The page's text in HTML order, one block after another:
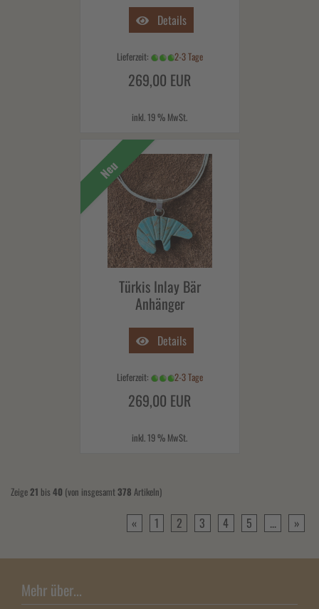
Details
Lieferzeit: 2-3 Tage
269,00 EUR
inkl. 19 % MwSt.
Neu
Türkis Inlay Bär
Anhänger
Details
Lieferzeit: 2-3 Tage
269,00 EUR
inkl. 19 % MwSt.
Zeige21 bis 40 (von insgesamt 378 Artikeln)
« 1 2 3 4 5 ... »
Mehr über...